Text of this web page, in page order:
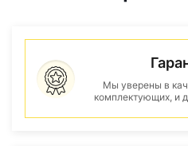
Мы уверены в
комплектующих, и